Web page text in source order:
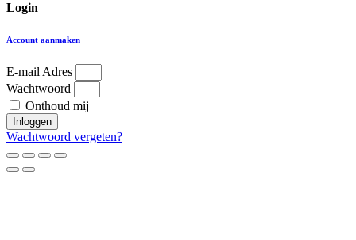
Login
Account aanmaken
E-mail Adres
Wachtwoord
Onthoud mij
Inloggen
Wachtwoord vergeten?